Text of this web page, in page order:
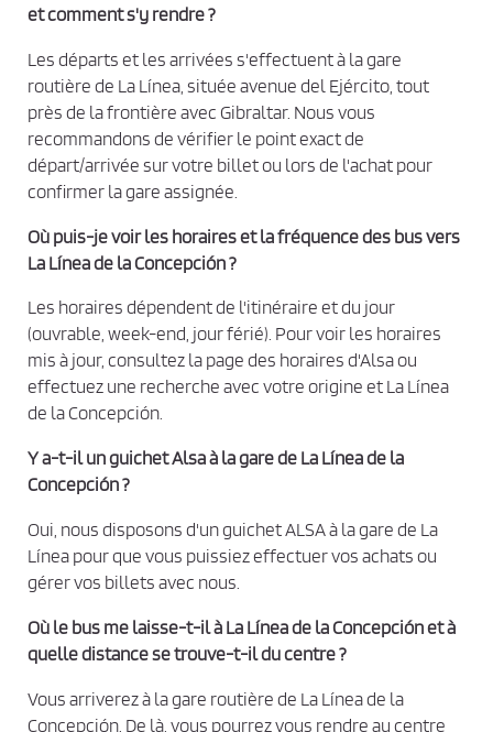
n
i
d
n
t
a
l
t
é
*
et comment s'y rendre ?
Les départs et les arrivées s'effectuent à la gare
routière de La Línea, située avenue del Ejército, tout
près de la frontière avec Gibraltar. Nous vous
recommandons de vérifier le point exact de
départ/arrivée sur votre billet ou lors de l'achat pour
confirmer la gare assignée.
Où puis-je voir les horaires et la fréquence des bus vers
La Línea de la Concepción ?
Les horaires dépendent de l'itinéraire et du jour
(ouvrable, week-end, jour férié). Pour voir les horaires
mis à jour, consultez la page des horaires d'Alsa ou
effectuez une recherche avec votre origine et La Línea
de la Concepción.
Y a-t-il un guichet Alsa à la gare de La Línea de la
Concepción ?
Oui, nous disposons d'un guichet ALSA à la gare de La
Línea pour que vous puissiez effectuer vos achats ou
gérer vos billets avec nous.
Où le bus me laisse-t-il à La Línea de la Concepción et à
quelle distance se trouve-t-il du centre ?
Vous arriverez à la gare routière de La Línea de la
Concepción. De là, vous pourrez vous rendre au centre